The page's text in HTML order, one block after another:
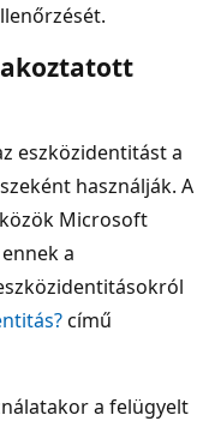
eszközidentitást a
használják. A
Microsoft
a
című
a felügyelt